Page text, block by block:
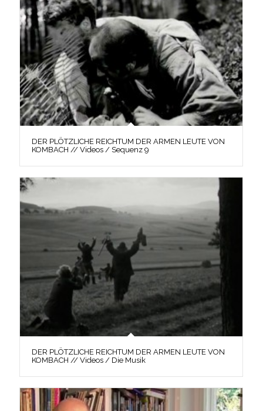
DER PLÖTZLICHE REICHTUM DER ARMEN LEUTE VON
KOMBACH // Videos / Sequenz 9
DER PLÖTZLICHE REICHTUM DER ARMEN LEUTE VON
KOMBACH // Videos / Die Musik